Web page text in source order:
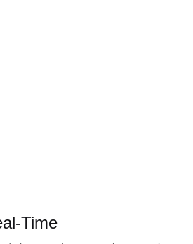
Time